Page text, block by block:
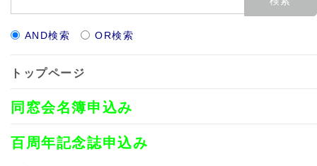
AND検索 OR検索
トップページ
同窓会名簿申込み
百周年記念誌申込み